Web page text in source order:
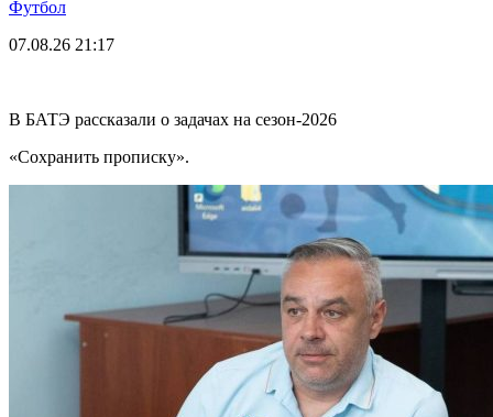
Футбол
07.08.26 21:17
В БАТЭ рассказали о задачах на сезон-2026
«Сохранить прописку».